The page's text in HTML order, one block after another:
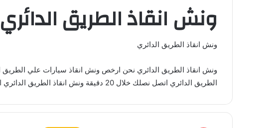
ونش انقاذ الطريق الدائري
ونش انقاذ الطريق الدائري
ونش انقاذ الطريق الدائري نحن ارخص ونش انقاذ سيارات علي الطريق
الطريق الدائري اتصل نصلك خلال 20 دقيقة ونش انقاذ الطريق الدائري الاقرب اليك